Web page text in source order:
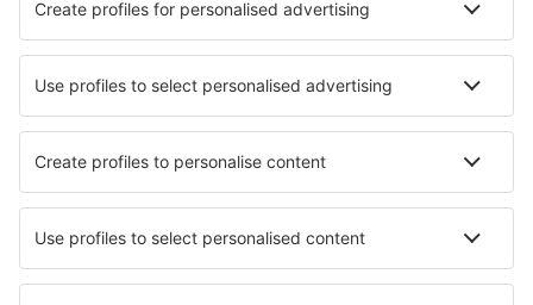
Transfers
Attracties
Luchtvaartmaatschappijen
Brussels Airlines
Ryanair
Wizz Air
Tui Fly
Transavia